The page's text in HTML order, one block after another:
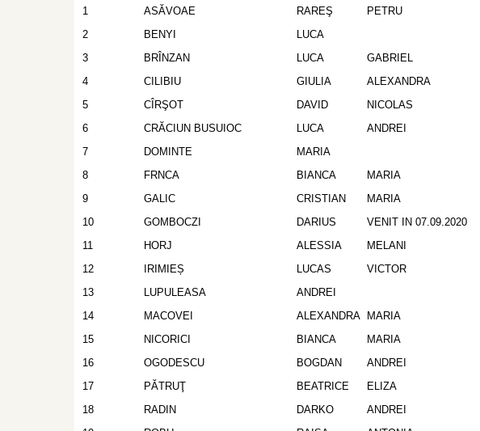
1
ASĂVOAE RAREŞ
PETRU
2
BENYI
LUCA
3
BRÎNZAN LUCA
GABRIEL
4
CILIBIU GIULIA
ALEXANDRA
5
CÎRŞOT DAVID
NICOLAS
6
CRĂCIUN BUSUIOC LUCA
ANDREI
7
DOMINTE
MARIA
8
FRNCA BIANCA
MARIA
9
GALIC CRISTIAN
MARIA
10
GOMBOCZI DARIUS
VENIT IN 07.09.2020
11
HORJ ALESSIA
MELANI
12
IRIMIEȘ LUCAS
VICTOR
13
LUPULEASA
ANDREI
14
MACOVEI ALEXANDRA
MARIA
15
NICORICI BIANCA
MARIA
16
OGODESCU BOGDAN
ANDREI
17
PĂTRUŢ BEATRICE
ELIZA
18
RADIN DARKO
ANDREI